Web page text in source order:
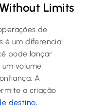
Limits
de
é um diferencial
pode lançar
volume
A
a criação
destino,